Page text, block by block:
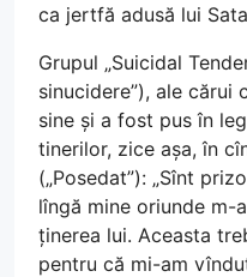
ca jertfă adusă lui
Grupul „Suicidal
sinucidere”), ale cărui
sine și a fost pus în
tinerilor, zice așa, în
(„Posedat”): „Sînt
lîngă mine oriunde m-
ținerea lui. Aceasta
pentru că mi-am